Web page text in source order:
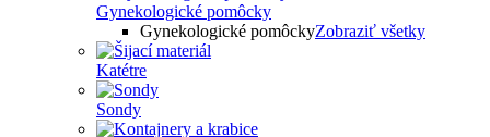
Gynekologické pomôcky
Gynekologické pomôckyZobraziť všetky
Katétre
Sondy